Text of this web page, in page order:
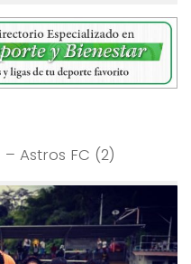
Astros FC (2)